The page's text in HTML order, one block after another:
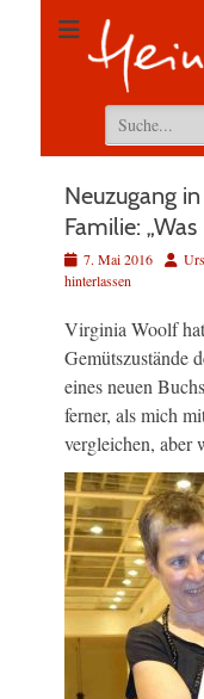
Suchen
nach:
Neuzugang
Familie:
Veröffentlicht
am
7. Mai 2016 Autor
hinterlassen
Virginia Woolf
Gemütszustände
eines neuen
ferner, als mich
vergleichen, aber